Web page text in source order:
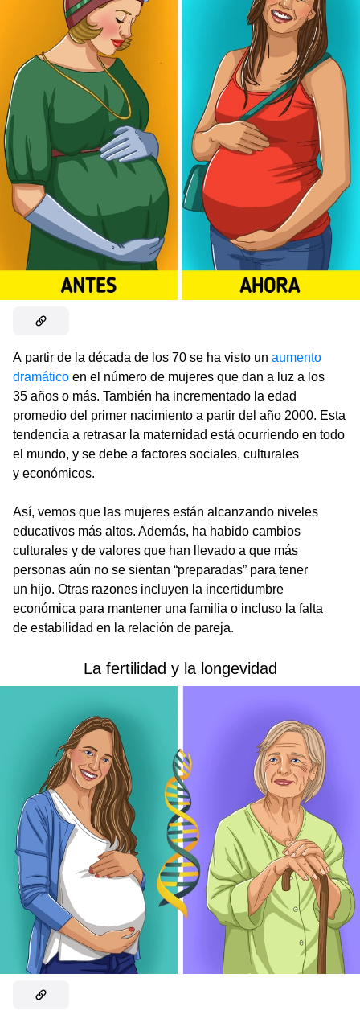
A partir de la década de los 70 se ha visto un aumento
dramático en el número de mujeres que dan a luz a los
35 años o más. También ha incrementado la edad
promedio del primer nacimiento a partir del año 2000. Esta
tendencia a retrasar la maternidad está ocurriendo en todo
el mundo, y se debe a factores sociales, culturales
y económicos.
Así, vemos que las mujeres están alcanzando niveles
educativos más altos. Además, ha habido cambios
culturales y de valores que han llevado a que más
personas aún no se sientan “preparadas” para tener
un hijo. Otras razones incluyen la incertidumbre
económica para mantener una familia o incluso la falta
de estabilidad en la relación de pareja.
La fertilidad y la longevidad